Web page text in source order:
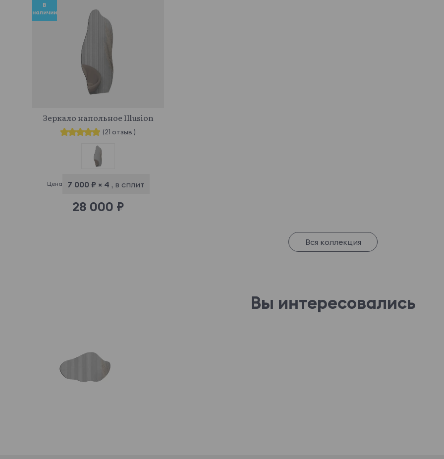
В
наличии
Зеркало напольное Illusion
(21 отзыв )
Цена 7 000 ₽ × 4 , в сплит
28 000 ₽
Вся коллекция
Вы интересовались